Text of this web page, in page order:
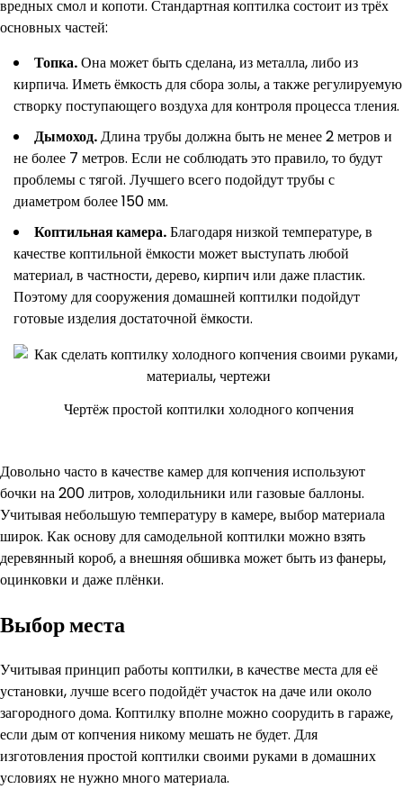
вредных смол и копоти. Стандартная коптилка состоит из трёх
основных частей:
Топка.Она может быть сделана, из металла, либо из
кирпича. Иметь ёмкость для сбора золы, а также регулируемую
створку поступающего воздуха для контроля процесса тления.
Дымоход.Длина трубы должна быть не менее 2 метров и
не более 7 метров. Если не соблюдать это правило, то будут
проблемы с тягой. Лучшего всего подойдут трубы с
диаметром более 150 мм.
Коптильная камера.Благодаря низкой температуре, в
качестве коптильной ёмкости может выступать любой
материал, в частности, дерево, кирпич или даже пластик.
Поэтому для сооружения домашней коптилки подойдут
готовые изделия достаточной ёмкости.
Чертёж простой коптилки холодного копчения
Довольно часто в качестве камер для копчения используют
бочки на 200 литров, холодильники или газовые баллоны.
Учитывая небольшую температуру в камере, выбор материала
широк. Как основу для самодельной коптилки можно взять
деревянный короб, а внешняя обшивка может быть из фанеры,
оцинковки и даже плёнки.
Выбор места
Учитывая принцип работы коптилки, в качестве места для её
установки, лучше всего подойдёт участок на даче или около
загородного дома. Коптилку вполне можно соорудить в гараже,
если дым от копчения никому мешать не будет. Для
изготовления простой коптилки своими руками в домашних
условиях не нужно много материала.